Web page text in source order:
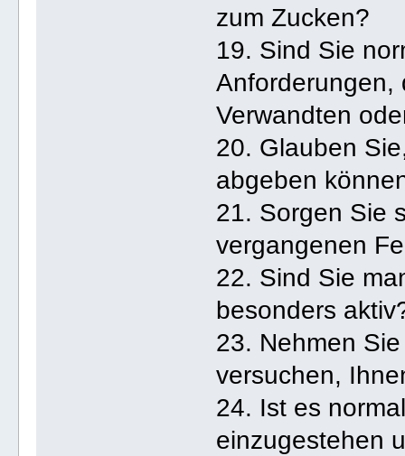
zum Zucken?
19. Sind Sie
Anforderungen,
Verwandten
20. Glauben
abgeben
21. Sorgen Sie
vergangenen
22. Sind Sie
besonders
23. Nehmen
versuchen,
24. Ist es
einzugestehen